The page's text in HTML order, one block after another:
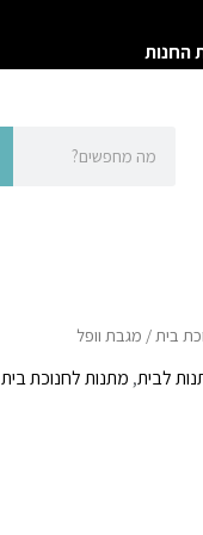
החנות
בית/ מגבת וופל
לבית, מתנות לחנוכת בית